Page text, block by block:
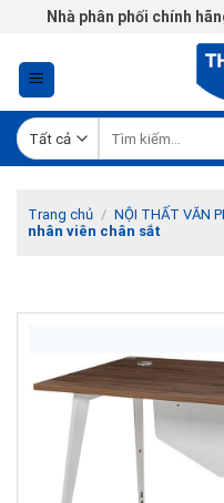
Chuyển
nội
dung
Nhà phân phối chính
kiếm:
Trang chủ / NỘI THẤT VĂN
nhân viên chân sắt